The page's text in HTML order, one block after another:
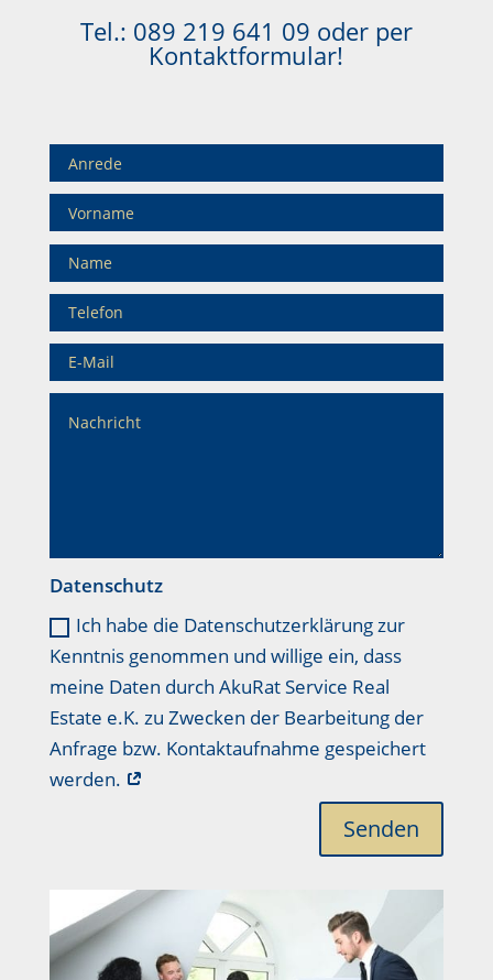
Tel.: 089 219 641 09 oder per
Kontaktformular!
Datenschutz
Ich habe die Datenschutzerklärung zur
Kenntnis genommen und willige ein, dass
meine Daten durch AkuRat Service Real
Estate e.K. zu Zwecken der Bearbeitung der
Anfrage bzw. Kontaktaufnahme gespeichert
werden.
Senden